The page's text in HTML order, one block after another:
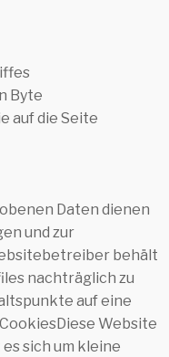
Byte
auf die Seite
Daten dienen
und zur
behält
nachträglich zu
auf eine
Website
sich um kleine